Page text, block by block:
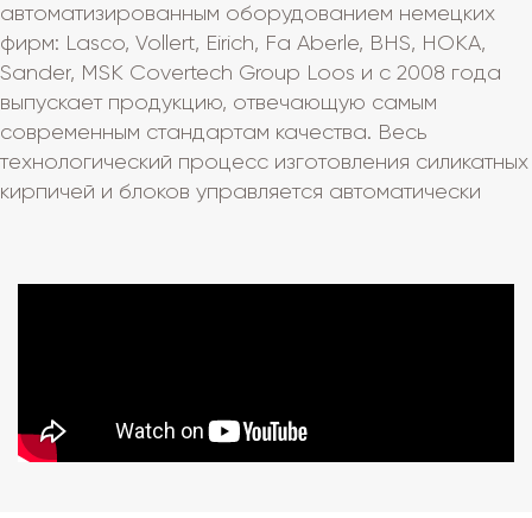
автоматизированным оборудованием немецких
фирм: Lasсo, Vollert, Eirich, Fa Aberle, ВHS, HOKA,
Sander, MSK Covertech Group Loos и с 2008 года
выпускает продукцию, отвечающую самым
современным стандартам качества. Весь
технологический процесс изготовления силикатных
кирпичей и блоков управляется автоматически